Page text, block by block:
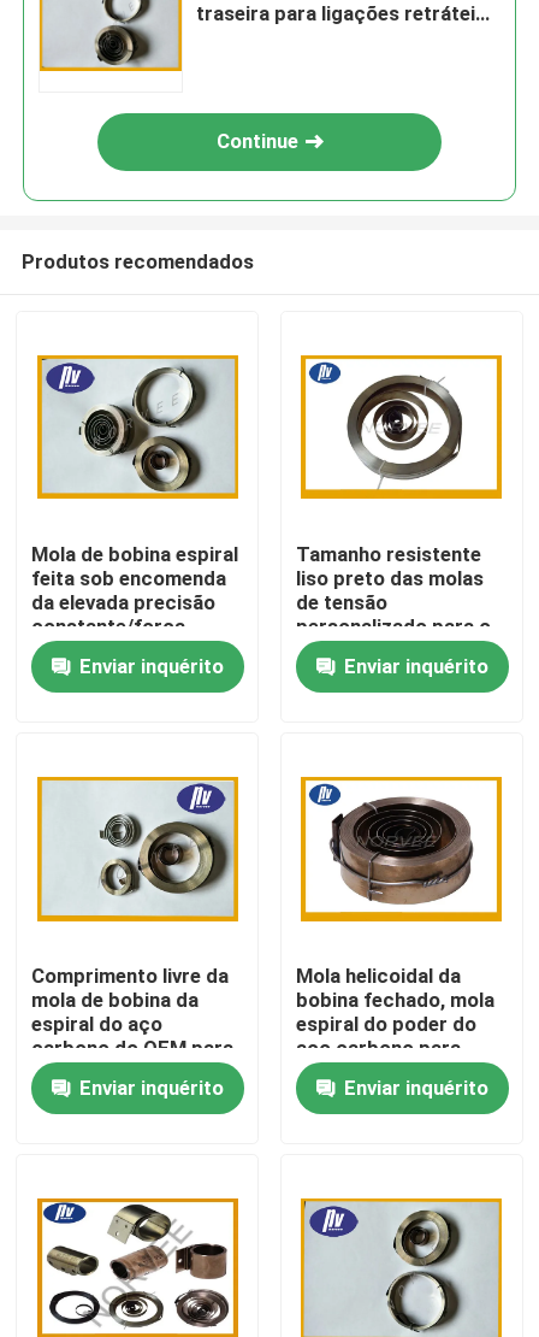
Casa
Excursão da fábrica
Contacte-nos
Peça umas citações
Mola espiral lisa
Mola espiral da torsão
traseira para ligações retráteis
Continue
Produtos recomendados
Mola de bobina espiral
feita sob encomenda
da elevada precisão
constante/força
variável para o pulso
de disparoEnviar inquérito
Tamanho resistente
liso preto das molas
de tensão
personalizado para o
aspirador de p30
Enviar inquérito
Comprimento livre da
mola de bobina da
espiral do aço
carbono do OEM para
o equipamento de
produção automático
Enviar inquérito
Mola helicoidal da
bobina fechado, mola
espiral do poder do
aço carbono para
válvulas
Enviar inquérito